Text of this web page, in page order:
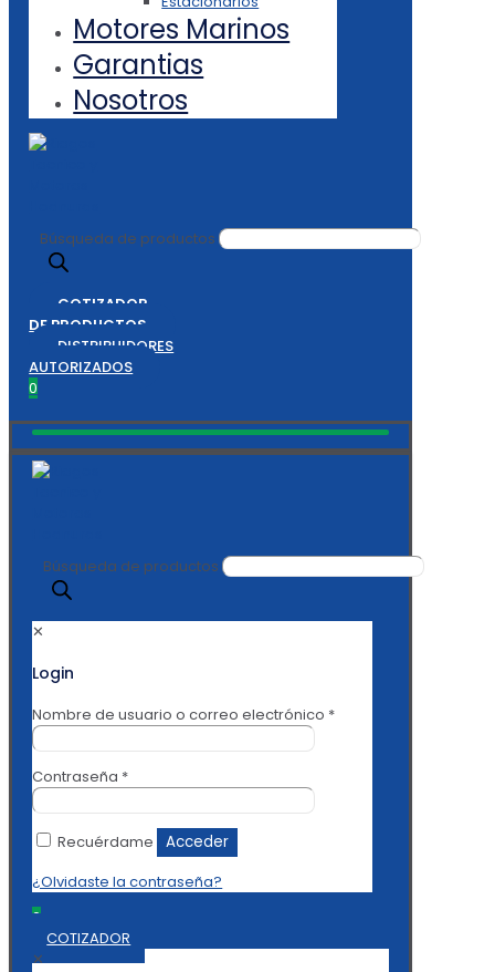
Motores Marinos
Garantias
Nosotros
Búsqueda de productos
COTIZADOR
DE PRODUCTOS
DISTRIBUIDORES
AUTORIZADOS
0
Búsqueda de productos
✕
Login
Nombre de usuario o correo electrónico *
Contraseña *
Recuérdame
Acceder
¿Olvidaste la contraseña?
0
COTIZADOR
✕